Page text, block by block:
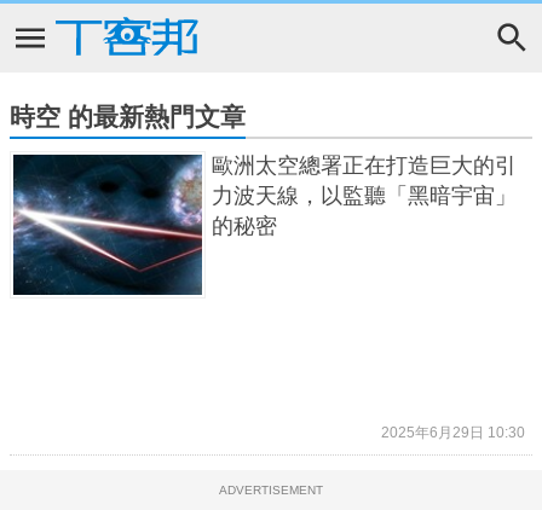
時空 的最新熱門文章
歐洲太空總署正在打造巨大的引
力波天線，以監聽「黑暗宇宙」
的秘密
2025年6月29日 10:30
ADVERTISEMENT